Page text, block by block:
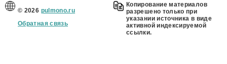
© 2026 pulmono.ru
Обратная связь
Копирование материалов
разрешено только при
указании источника в виде
активной индексируемой
ссылки.